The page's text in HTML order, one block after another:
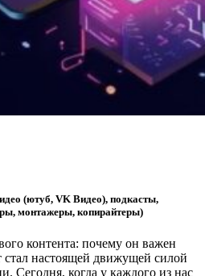
(ютуб, VK Видео), подкасты,
монтажеры, копирайтеры)
контента: почему он важен
настоящей движущей силой
Сегодня, когда у каждого из нас